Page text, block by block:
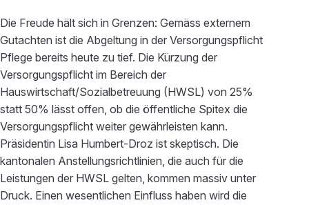
Die Freude hält sich in Grenzen: Gemäss externem
Gutachten ist die Abgeltung in der Versorgungspflicht
Pflege bereits heute zu tief. Die Kürzung der
Versorgungspflicht im Bereich der
Hauswirtschaft/Sozialbetreuung (HWSL) von 25%
statt 50% lässt offen, ob die öffentliche Spitex die
Versorgungspflicht weiter gewährleisten kann.
Präsidentin Lisa Humbert-Droz ist skeptisch. Die
kantonalen Anstellungsrichtlinien, die auch für die
Leistungen der HWSL gelten, kommen massiv unter
Druck. Einen wesentlichen Einfluss haben wird die